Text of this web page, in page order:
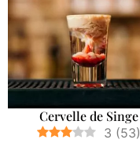
Cervelle de Singe
3 (53)